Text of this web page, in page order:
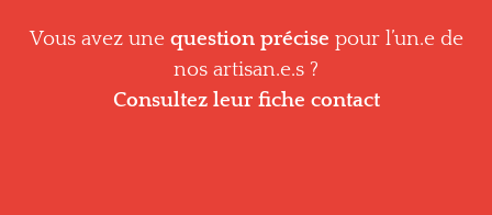
Vous avez une question précise pour l’un.e de
nos artisan.e.s ?
Consultez leur fiche contact